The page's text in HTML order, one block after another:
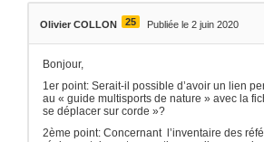
Olivier COLLON 25 Publiée le 2 juin 2020
Bonjour,
1er point: Serait-il possible d’avoir un lien
au « guide multisports de nature » avec la
se déplacer sur corde »?
2ème point: Concernant l’inventaire des